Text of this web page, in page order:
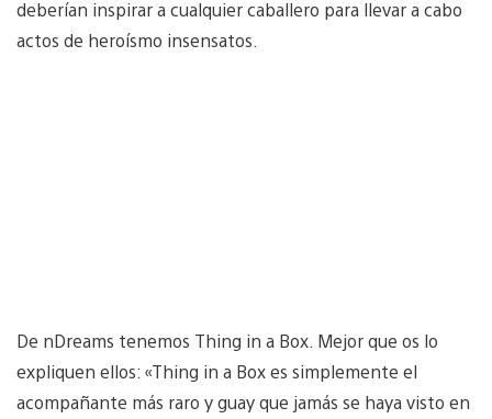
deberían inspirar a cualquier caballero para llevar a cabo
actos de heroísmo insensatos.
De nDreams tenemos Thing in a Box. Mejor que os lo
expliquen ellos: «Thing in a Box es simplemente el
acompañante más raro y guay que jamás se haya visto en